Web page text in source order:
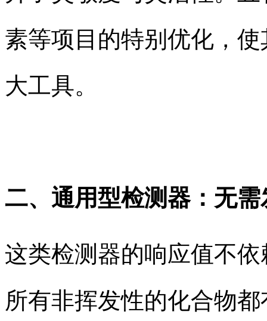
素等项目的特别优化，
大工具。
二、通用型检测器：无
这类检测器的响应值不
所有非挥发性的化合物